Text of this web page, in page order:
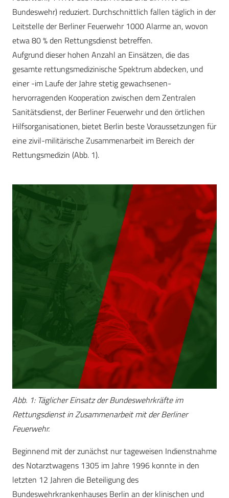
Bundeswehr) reduziert. Durchschnittlich fallen täglich in der
Leitstelle der Berliner Feuerwehr 1000 Alarme an, wovon
etwa 80 % den Rettungsdienst betreffen.
Aufgrund dieser hohen Anzahl an Einsätzen, die das
gesamte rettungsmedizinische Spektrum abdecken, und
einer -im Laufe der Jahre stetig gewachsenen-
hervorragenden Kooperation zwischen dem Zentralen
Sanitätsdienst, der Berliner Feuerwehr und den örtlichen
Hilfsorganisationen, bietet Berlin beste Voraussetzungen für
eine zivil-militärische Zusammenarbeit im Bereich der
Rettungsmedizin (Abb. 1).
Abb. 1: Täglicher Einsatz der Bundeswehrkräfte im
Rettungsdienst in Zusammenarbeit mit der Berliner
Feuerwehr.
Beginnend mit der zunächst nur tageweisen Indienstnahme
des Notarztwagens 1305 im Jahre 1996 konnte in den
letzten 12 Jahren die Beteiligung des
Bundeswehrkrankenhauses Berlin an der klinischen und